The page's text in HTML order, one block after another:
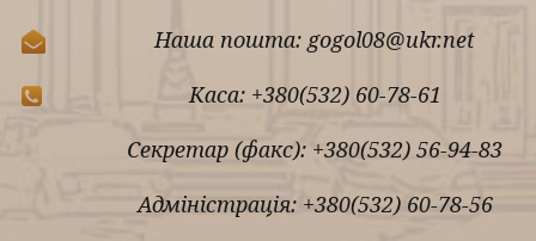
Наша пошта: gogol08@ukr.net
Каса: +380(532) 60-78-61
Секретар (факс): +380(532) 56-94-83
Адміністрація: +380(532) 60-78-56